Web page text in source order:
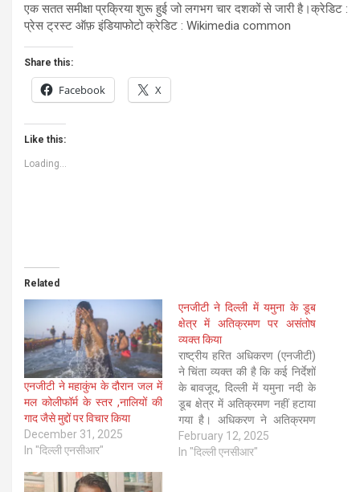
एक सतत समीक्षा प्रक्रिया शुरू हुई जो लगभग चार दशकों से जारी है।क्रेडिट :
प्रेस ट्रस्ट ऑफ़ इंडियाफोटो क्रेडिट : Wikimedia common
Share this:
Facebook X
Like this:
Loading...
Related
एनजीटी ने महाकुंभ के दौरान जल में
मल कोलीफॉर्म के स्तर ,नालियों की
गाद जैसे मुद्दों पर विचार किया
December 31, 2025
In "दिल्ली एनसीआर"
एनजीटी ने दिल्ली में यमुना के डूब
क्षेत्र में अतिक्रमण पर असंतोष
व्यक्त किया
राष्ट्रीय हरित अधिकरण (एनजीटी)
ने चिंता व्यक्त की है कि कई निर्देशों
के बावजूद, दिल्ली में यमुना नदी के
डूब क्षेत्र में अतिक्रमण नहीं हटाया
गया है। अधिकरण ने अतिक्रमण
हटाने के निर्देश देने वाले अपने
2019 के आदेश के प्रवर्तन से
February 12, 2025
In "दिल्ली एनसीआर"